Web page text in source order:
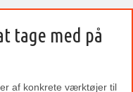
tage med på
af konkrete værktøjer til